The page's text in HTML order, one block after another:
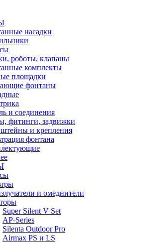
насадки
роботы, клапаны
комплекты
площадки
фонтаны
и соединения
фитинги, задвижки
и крепления
фонтана
и омеднители
Super Silent V Set
AP-Series
Silenta Outdoor Pro
Airmax PS и LS